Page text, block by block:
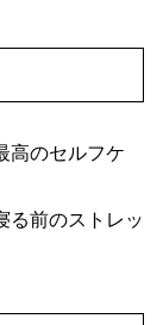
高のセルフケ
る前のストレッ